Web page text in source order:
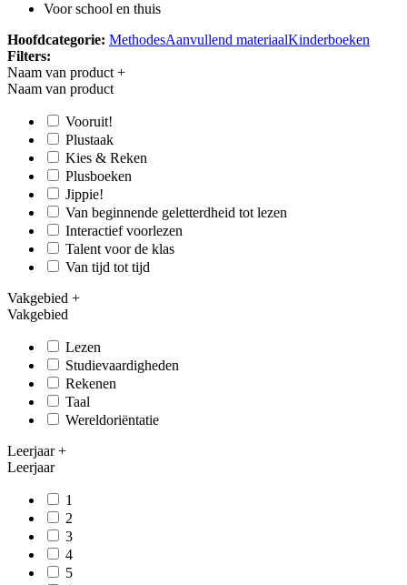
Voor school en thuis
Hoofdcategorie: MethodesAanvullend materiaalKinderboeken
Filters:
Naam van product +
Naam van product
Vooruit!
Plustaak
Kies & Reken
Plusboeken
Jippie!
Van beginnende geletterdheid tot lezen
Interactief voorlezen
Talent voor de klas
Van tijd tot tijd
Vakgebied +
Vakgebied
Lezen
Studievaardigheden
Rekenen
Taal
Wereldoriëntatie
Leerjaar+
Leerjaar
1
2
3
4
5